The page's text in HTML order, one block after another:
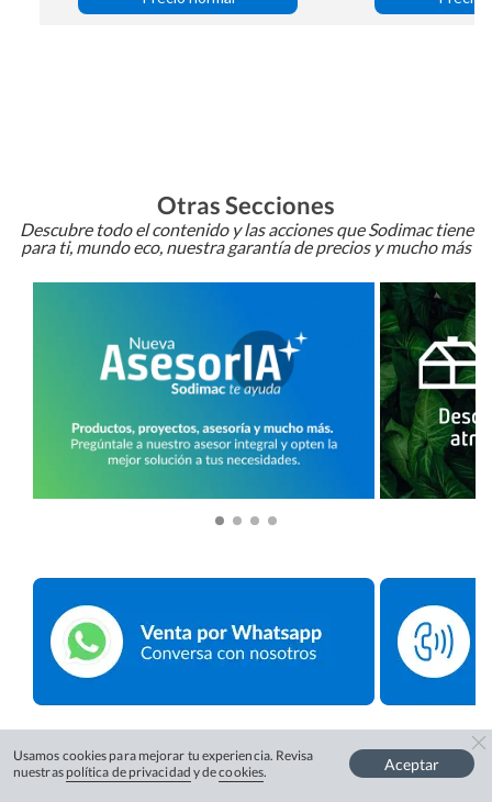
Otras Secciones
Descubre todo el contenido y las acciones que Sodimac tiene
para ti, mundo eco, nuestra garantía de precios y mucho más
Usamos cookies para mejorar tu experiencia. Revisa
nuestras política de privacidad y decookies. Aceptar